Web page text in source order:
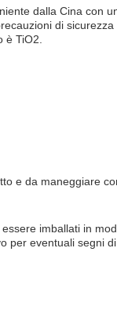
dalla Cina con
di
TiO2.
e da maneggiare
imballati in
per eventuali segni di